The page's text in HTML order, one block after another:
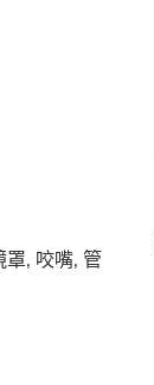
罩, 咬嘴, 管